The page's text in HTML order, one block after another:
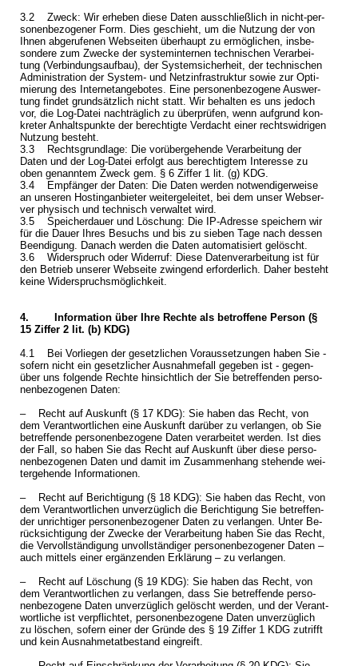
3.2 Zweck: Wir er­he­ben diese Daten aus­schließ­lich in nicht-per­
so­nen­be­zo­ge­ner Form. Dies ge­schieht, um die Nut­zung der von
Ihnen ab­ge­ru­fe­nen Web­sei­ten über­haupt zu er­mög­li­chen, ins­be­
son­de­re zum Zwe­cke der sys­tem­in­ter­nen tech­ni­schen Ver­ar­bei­
tung (Ver­bin­dungs­auf­bau), der Sys­tem­si­cher­heit, der tech­ni­schen
Ad­mi­nis­tra­ti­on der Sys­tem- und Netz­in­fra­struk­tur sowie zur Op­ti­
mie­rung des In­ter­net­an­ge­bo­tes. Eine per­so­nen­be­zo­ge­ne Aus­wer­
tung fin­det grund­sätz­lich nicht statt. Wir be­hal­ten es uns je­doch
vor, die Log-Da­tei nach­träg­lich zu über­prü­fen, wenn auf­grund kon­
kre­ter An­halts­punk­te der be­rech­tig­te Ver­dacht einer rechts­wid­ri­gen
Nut­zung be­steht.
3.3 Rechts­grund­la­ge: Die vor­über­ge­hen­de Ver­ar­bei­tung der
Daten und der Log-Da­tei er­folgt aus be­rech­tig­tem In­ter­es­se zu
oben ge­nann­tem Zweck gem. § 6 Zif­fer 1 lit. (g) KDG.
3.4 Emp­fän­ger der Daten: Die Daten wer­den not­wen­di­ger­wei­se
an un­se­ren Hos­ting­an­bie­ter wei­ter­ge­lei­tet, bei dem unser Web­ser­
ver phy­sisch und tech­nisch ver­wal­tet wird.
3.5 Spei­cher­dau­er und Lö­schung: Die IP-Adres­se spei­chern wir
für die Dauer Ihres Be­suchs und bis zu sie­ben Tage nach des­sen
Be­en­di­gung. Da­nach wer­den die Daten au­to­ma­ti­siert ge­löscht.
3.6 Wi­der­spruch oder Wi­der­ruf: Diese Da­ten­ver­ar­bei­tung ist für
den Be­trieb un­se­rer Web­sei­te zwin­gend er­for­der­lich. Daher be­steht
keine Wi­der­spruchs­mög­lich­keit.
4. In­for­ma­ti­on über Ihre Rech­te als be­trof­fe­ne Per­son (§
15 Zif­fer 2 lit. (b) KDG)
4.1 Bei Vor­lie­gen der ge­setz­li­chen Vor­aus­set­zun­gen haben Sie -
so­fern nicht ein ge­setz­li­cher Aus­nah­me­fall ge­ge­ben ist - ge­gen­
über uns fol­gen­de Rech­te hin­sicht­lich der Sie be­tref­fen­den per­so­
nen­be­zo­ge­nen Daten:
– Recht auf Aus­kunft (§ 17 KDG): Sie haben das Recht, von
dem Ver­ant­wort­li­chen eine Aus­kunft dar­über zu ver­lan­gen, ob Sie
be­tref­fen­de per­so­nen­be­zo­ge­ne Daten ver­ar­bei­tet wer­den. Ist dies
der Fall, so haben Sie das Recht auf Aus­kunft über diese per­so­
nen­be­zo­ge­nen Daten und damit im Zu­sam­men­hang ste­hen­de wei­
ter­ge­hen­de In­for­ma­tio­nen.
– Recht auf Be­rich­ti­gung (§ 18 KDG): Sie haben das Recht, von
dem Ver­ant­wort­li­chen un­ver­züg­lich die Be­rich­ti­gung Sie be­tref­fen­
der un­rich­ti­ger per­so­nen­be­zo­ge­ner Daten zu ver­lan­gen. Unter Be­
rück­sich­ti­gung der Zwe­cke der Ver­ar­bei­tung haben Sie das Recht,
die Ver­voll­stän­di­gung un­voll­stän­di­ger per­so­nen­be­zo­ge­ner Daten –
auch mit­tels einer er­gän­zen­den Er­klä­rung – zu ver­lan­gen.
– Recht auf Lö­schung (§ 19 KDG): Sie haben das Recht, von
dem Ver­ant­wort­li­chen zu ver­lan­gen, dass Sie be­tref­fen­de per­so­
nen­be­zo­ge­ne Daten un­ver­züg­lich ge­löscht wer­den, und der Ver­ant­
wort­li­che ist ver­pflich­tet, per­so­nen­be­zo­ge­ne Daten un­ver­züg­lich
zu lö­schen, so­fern einer der Grün­de des § 19 Zif­fer 1 KDG zu­trifft
und kein Aus­nah­me­tat­be­stand ein­greift.